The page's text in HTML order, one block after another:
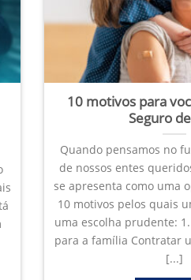
10 motivos para
Seguro
Quando pensamos no
de nossos entes
se apresenta como uma
10 motivos pelos quais
uma escolha prudente:
para a família Contratar
[...]